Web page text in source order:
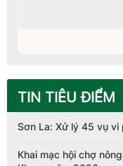
TIN TIÊU ĐIỂM
Sơn La: Xử lý 45 vụ vi
Khai mạc hội chợ